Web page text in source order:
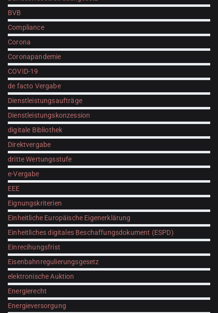
BVB
Compliance
Corona
Coronapandemie
COVID-19
de facto Vergabe
Dienstleistungsaufträge
Dienstleistungskonzession
digitale Bibliothek
Direktvergabe
dritte Wertungsstufe
e-Vergabe
EEE
Eignungskriterien
Einheitliche Europäische Eigenerklärung
Einheitliches digitales Beschaffungsdokument (ESPD)
Einrecihungsfrist
Eisenbahnregulierungsgesetz
elektronische Auktion
Energierecht
Energieversorgung